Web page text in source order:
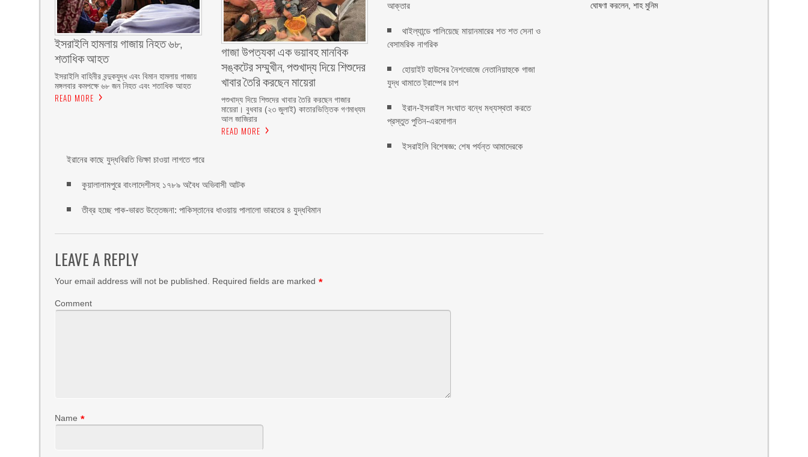
ইসরাইলি হামলায় গাজায় নিহত ৬৮,
শতাধিক আহত
ইসরাইলি বাহিনীর বন্দুকযুদ্ধ এবং বিমান হামলায় গাজায়
মঙ্গলবার কমপক্ষে ৬৮ জন নিহত এবং শতাধিক আহত
READ MORE
গাজা উপত্যকা এক ভয়াবহ মানবিক
সঙ্কটের সম্মুখীন, পশুখাদ্য দিয়ে শিশুদের
খাবার তৈরি করছেন মায়েরা
পশুখাদ্য দিয়ে শিশুদের খাবার তৈরি করছেন গাজার
মায়েরা। বুধবার (২৩ জুলাই) কাতারভিত্তিক গণমাধ্যম
আল জাজিরার
READ MORE
আক্তার
থাইল্যান্ডে পালিয়েছে মায়ানমারের শত শত সেনা ও
বেসামরিক নাগরিক
হোয়াইট হাউসের নৈশভোজে নেতানিয়াহুকে গাজা
যুদ্ধ থামাতে ট্রাম্পের চাপ
ইরান-ইসরাইল সংঘাত বন্ধে মধ্যস্থতা করতে
প্রস্তুত পুতিন-এরদোগান
ইসরাইলি বিশেষজ্ঞ: শেষ পর্যন্ত আমাদেরকে
ইরানের কাছে যুদ্ধবিরতি ভিক্ষা চাওয়া লাগতে পারে
কুয়ালালামপুরে বাংলাদেশীসহ ১৭৮৯ অবৈধ অভিবাসী আটক
তীব্র হচ্ছে পাক-ভারত উত্তেজনা: পাকিস্তানের ধাওয়ায় পালালো ভারতের ৪ যুদ্ধবিমান
LEAVE A REPLY
Your email address will not be published. Required fields are marked *
Comment
Name *
ঘোষণা করলেন, শাহ মুনিম